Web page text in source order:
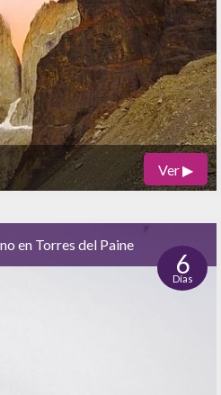
Ver ▶
en Torres del Paine
6
Días